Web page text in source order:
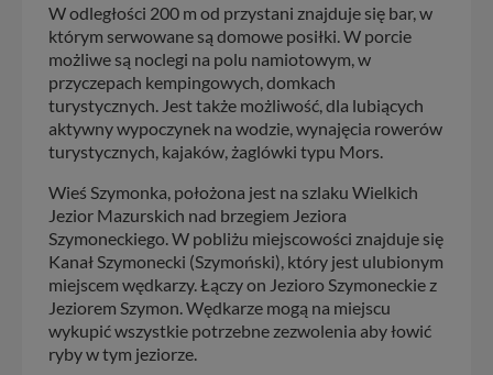
W odległości 200 m od przystani znajduje się bar, w
którym serwowane są domowe posiłki. W porcie
możliwe są noclegi na polu namiotowym, w
przyczepach kempingowych, domkach
turystycznych. Jest także możliwość, dla lubiących
aktywny wypoczynek na wodzie, wynajęcia rowerów
turystycznych, kajaków, żaglówki typu Mors.
Wieś Szymonka, położona jest na szlaku Wielkich
Jezior Mazurskich nad brzegiem Jeziora
Szymoneckiego. W pobliżu miejscowości znajduje się
Kanał Szymonecki (Szymoński), który jest ulubionym
miejscem wędkarzy. Łączy on Jezioro Szymoneckie z
Jeziorem Szymon. Wędkarze mogą na miejscu
wykupić wszystkie potrzebne zezwolenia aby łowić
ryby w tym jeziorze.